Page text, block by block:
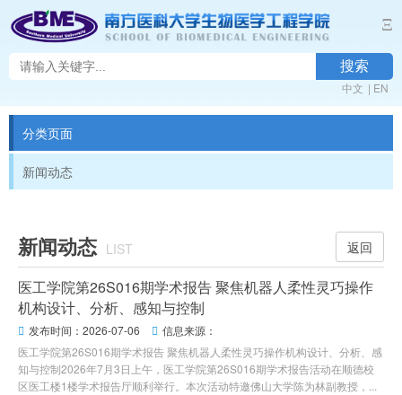
Ξ
搜索
中文 | EN
分类页面
新闻动态
新闻动态 LIST 返回
医工学院第26S016期学术报告 聚焦机器人柔性灵巧操作
机构设计、分析、感知与控制
 发布时间：2026-07-06  信息来源：
医工学院第26S016期学术报告 聚焦机器人柔性灵巧操作机构设计、分析、感
知与控制2026年7月3日上午，医工学院第26S016期学术报告活动在顺德校
区医工楼1楼学术报告厅顺利举行。本次活动特邀佛山大学陈为林副教授，...